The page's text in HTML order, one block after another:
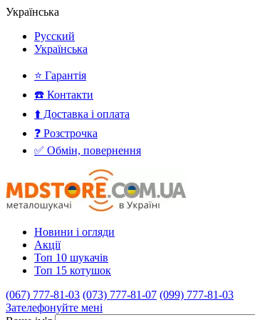
Українська
Русский
Українська
⭐ Гарантія
☎️ Контакти
⬆️ Доставка і оплата
❓ Розстрочка
✅ Обмін, повернення
Новини і огляди
Акції
Топ 10 шукачів
Топ 15 котушок
(067) 777-81-03 (073) 777-81-07 (099) 777-81-03
Зателефонуйте мені